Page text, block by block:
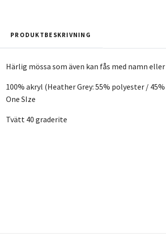
PRODUKTBESKRIVNING
Härlig mössa som även kan fås med namn
100% akryl (Heather Grey: 55% polyester /
One SIze
Tvätt 40 graderite